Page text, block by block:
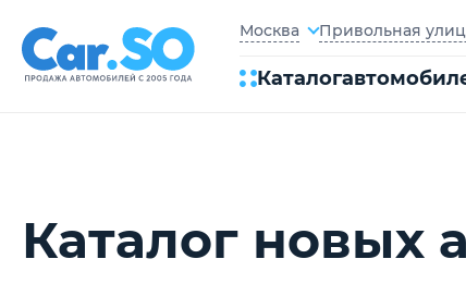
Москва Привольная
Каталог
Каталог новых